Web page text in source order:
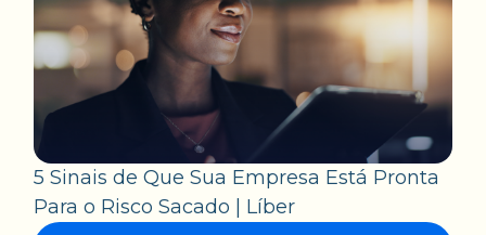
5 Sinais de Que Sua Empresa Está Pronta
Para o Risco Sacado | Líber